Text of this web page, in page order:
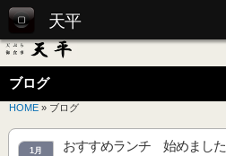
天平
ブログ
HOME » ブログ
1月 おすすめランチ 始めました